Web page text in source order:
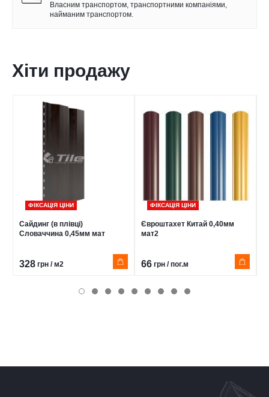
Власним транспортом, транспортними компаніями,
найманим транспортом.
Хіти продажу
ФІКСАЦІЯ ЦІНИ
Сайдинг (в плівці)
Словаччина 0,45мм мат
328 грн / м2
ФІКСАЦІЯ ЦІНИ
Євроштахет Китай 0,40мм
мат2
66 грн / пог.м